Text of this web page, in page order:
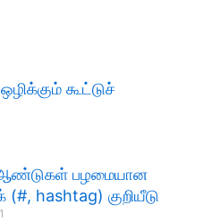
கூட்டுச்
பழமையான
hashtag) குறியீடு